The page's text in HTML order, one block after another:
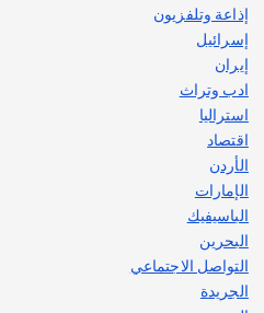
إذاعة وتلفزيون
إسرائيل
إيران
ادب وتراث
استراليا
اقتصاد
الأردن
الإمارات
الباسيفيك
البحرين
التواصل الاجتماعي
الجريدة